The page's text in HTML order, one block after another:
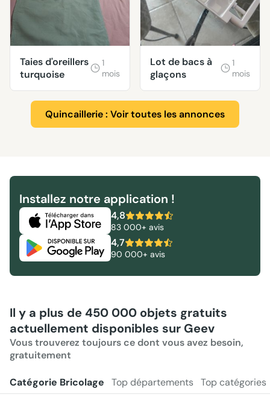
Taies d'oreillers
turquoise
1
mois
Lot de bacs à
glaçons
1
mois
Quincaillerie : Voir toutes les annonces
Installez notre application !
4,8
83 000+ avis
4,7
90 000+ avis
Il y a plus de 450 000 objets gratuits
actuellement disponibles sur Geev
Vous trouverez toujours ce dont vous avez besoin,
gratuitement
Catégorie Bricolage Top départements Top catégories